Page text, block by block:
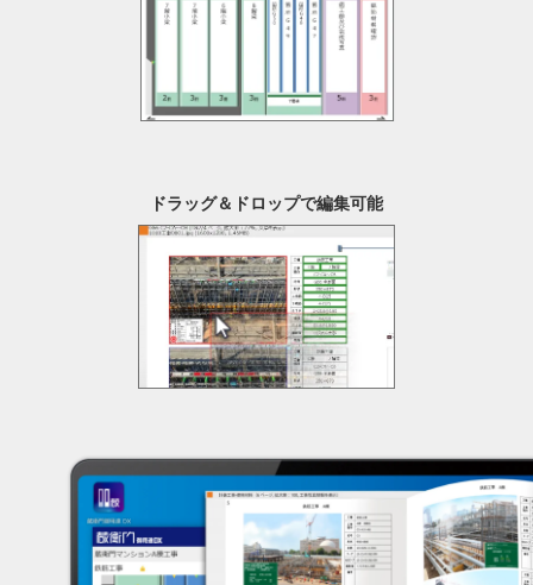
ドラッグ＆ドロップで編集可能